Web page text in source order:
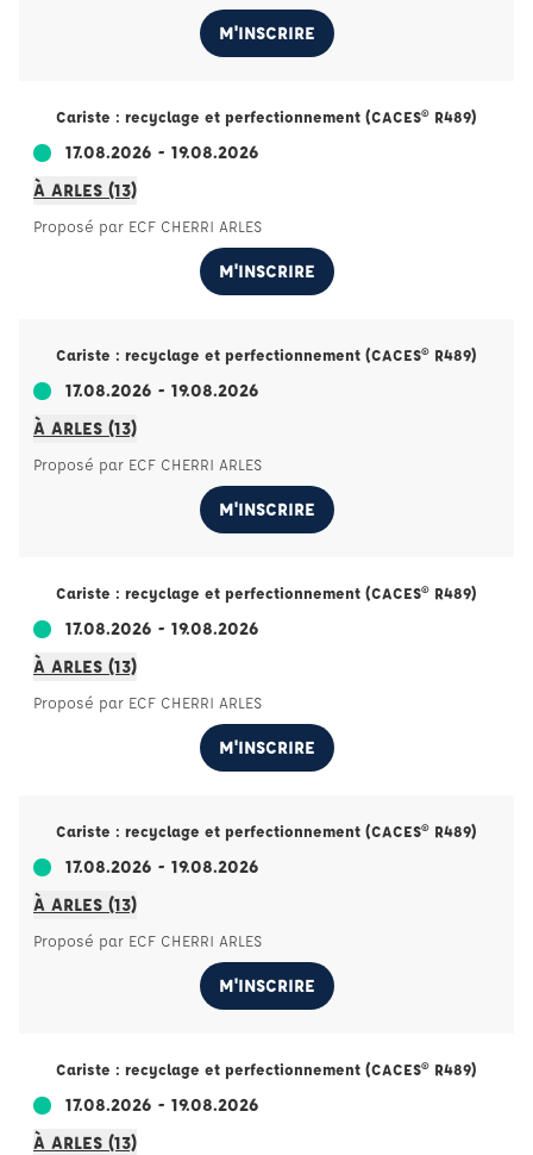
M'INSCRIRE
Cariste : recyclage et perfectionnement (CACES® R489)
17.08.2026 - 19.08.2026
À ARLES (13)
Proposé par ECF CHERRI ARLES
M'INSCRIRE
Cariste : recyclage et perfectionnement (CACES® R489)
17.08.2026 - 19.08.2026
À ARLES (13)
Proposé par ECF CHERRI ARLES
M'INSCRIRE
Cariste : recyclage et perfectionnement (CACES® R489)
17.08.2026 - 19.08.2026
À ARLES (13)
Proposé par ECF CHERRI ARLES
M'INSCRIRE
Cariste : recyclage et perfectionnement (CACES® R489)
17.08.2026 - 19.08.2026
À ARLES (13)
Proposé par ECF CHERRI ARLES
M'INSCRIRE
Cariste : recyclage et perfectionnement (CACES® R489)
17.08.2026 - 19.08.2026
À ARLES (13)